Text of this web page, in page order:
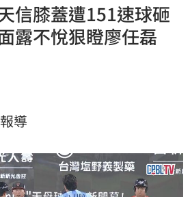
信膝蓋遭151速球砸
露不悅狠瞪廖任磊
導